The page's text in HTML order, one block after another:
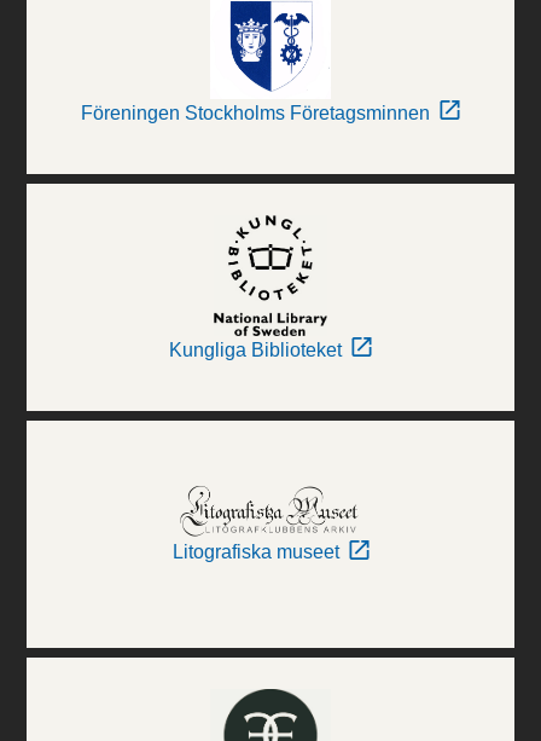
Föreningen Stockholms Företagsminnen
Kungliga Biblioteket
Litografiska museet